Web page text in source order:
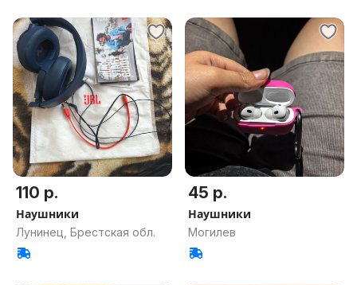
110 р.
Наушники
Лунинец, Брестская обл.
45 р.
Наушники
Могилев